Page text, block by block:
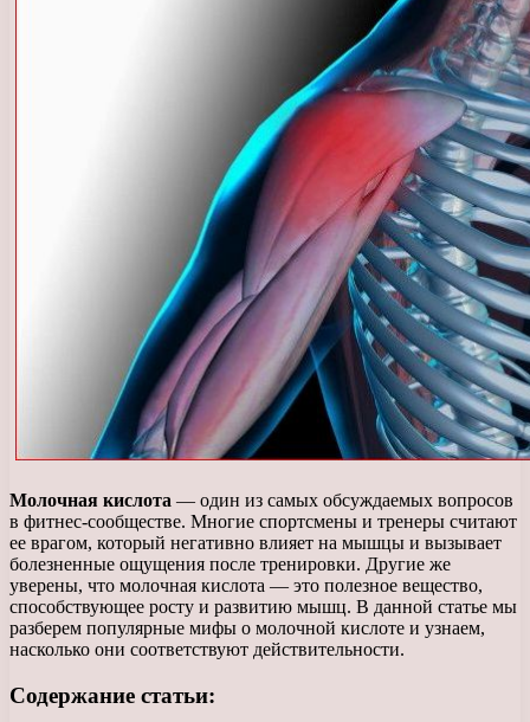
Молочная кислота — один из самых обсуждаемых вопросов
в фитнес-сообществе. Многие спортсмены и тренеры считают
ее врагом, который негативно влияет на мышцы и вызывает
болезненные ощущения после тренировки. Другие же
уверены, что молочная кислота — это полезное вещество,
способствующее росту и развитию мышц. В данной статье мы
разберем популярные мифы о молочной кислоте и узнаем,
насколько они соответствуют действительности.
Содержание статьи: